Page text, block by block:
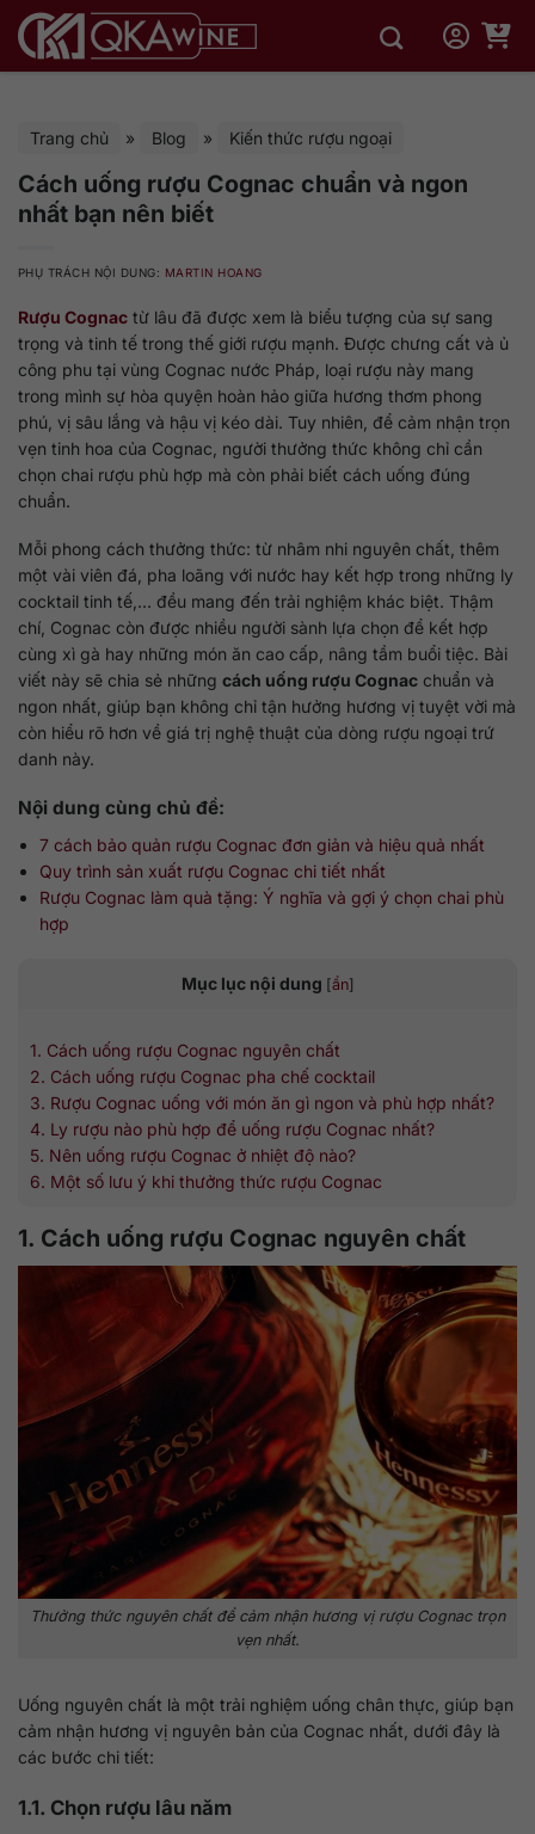
qua
Trang chủ » Blog » Kiến thức rượu ngoại
Cách uống rượu Cognac chuẩn và ngon
nhất bạn nên biết
PHỤ TRÁCH NỘI DUNG: MARTIN HOANG
Rượu Cognac từ lâu đã được xem là biểu tượng của sự sang
trọng và tinh tế trong thế giới rượu mạnh. Được chưng cất và ủ
công phu tại vùng Cognac nước Pháp, loại rượu này mang
trong mình sự hòa quyện hoàn hảo giữa hương thơm phong
phú, vị sâu lắng và hậu vị kéo dài. Tuy nhiên, để cảm nhận trọn
vẹn tinh hoa của Cognac, người thưởng thức không chỉ cần
chọn chai rượu phù hợp mà còn phải biết cách uống đúng
chuẩn.
Mỗi phong cách thưởng thức: từ nhâm nhi nguyên chất, thêm
một vài viên đá, pha loãng với nước hay kết hợp trong những ly
cocktail tinh tế,… đều mang đến trải nghiệm khác biệt. Thậm
chí, Cognac còn được nhiều người sành lựa chọn để kết hợp
cùng xì gà hay những món ăn cao cấp, nâng tầm buổi tiệc. Bài
viết này sẽ chia sẻ những cách uống rượu Cognac chuẩn và
ngon nhất, giúp bạn không chỉ tận hưởng hương vị tuyệt vời mà
còn hiểu rõ hơn về giá trị nghệ thuật của dòng rượu ngoại trứ
danh này.
Nội dung cùng chủ đề:
7 cách bảo quản rượu Cognac đơn giản và hiệu quả nhất
Quy trình sản xuất rượu Cognac chi tiết nhất
Rượu Cognac làm quà tặng: Ý nghĩa và gợi ý chọn chai phù
hợp
Mục lục nội dung [ẩn]
1. Cách uống rượu Cognac nguyên chất
2. Cách uống rượu Cognac pha chế cocktail
3. Rượu Cognac uống với món ăn gì ngon và phù hợp nhất?
4. Ly rượu nào phù hợp để uống rượu Cognac nhất?
5. Nên uống rượu Cognac ở nhiệt độ nào?
6. Một số lưu ý khi thưởng thức rượu Cognac
1. Cách uống rượu Cognac nguyên chất
Thưởng thức nguyên chất để cảm nhận hương vị rượu Cognac trọn
vẹn nhất.
Uống nguyên chất là một trải nghiệm uống chân thực, giúp bạn
cảm nhận hương vị nguyên bản của Cognac nhất, dưới đây là
các bước chi tiết:
1.1. Chọn rượu lâu năm